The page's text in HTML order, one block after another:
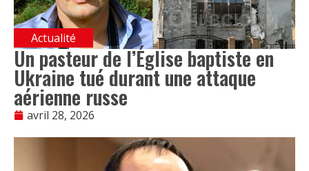
Actualité
Un pasteur de l’Église baptiste en
Ukraine tué durant une attaque
aérienne russe
avril 28, 2026